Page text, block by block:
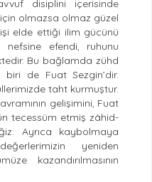
disiplini içerisinde
olmazsa olmaz güzel
elde ettiği ilim gücünü
efendi, ruhunu
Bu bağlamda zühd
biri de Fuat Sezgin’dir.
taht kurmuştur.
gelişimini, Fuat
tecessüm etmiş zâhid-
Ayrıca kaybolmaya
yeniden
kazandırılmasının